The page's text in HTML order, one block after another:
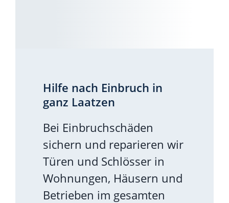
Hilfe nach Einbruch in
ganz Laatzen
Bei Einbruchschäden
sichern und reparieren wir
Türen und Schlösser in
Wohnungen, Häusern und
Betrieben im gesamten